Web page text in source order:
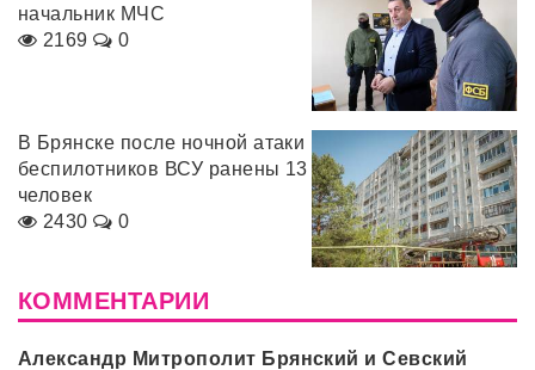
начальник МЧС
2169
0
В Брянске после ночной атаки
беспилотников ВСУ ранены 13
человек
2430
0
КОММЕНТАРИИ
Александр Митрополит Брянский и Севский